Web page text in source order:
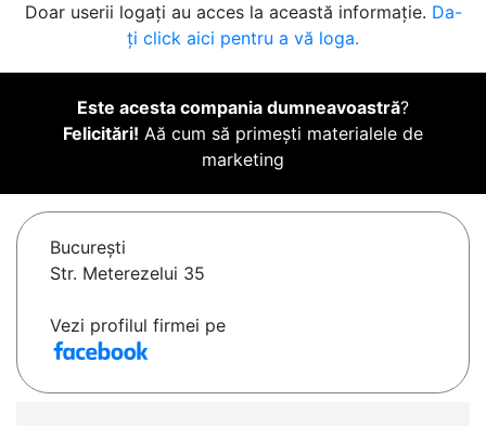
Doar userii logați au acces la această informație. Da-
ți click aici pentru a vă loga.
Este acesta compania dumneavoastră?
Felicitări! Aă cum să primești materialele de
marketing
Bucureşti
Str. Meterezelui 35
Vezi profilul firmei pe